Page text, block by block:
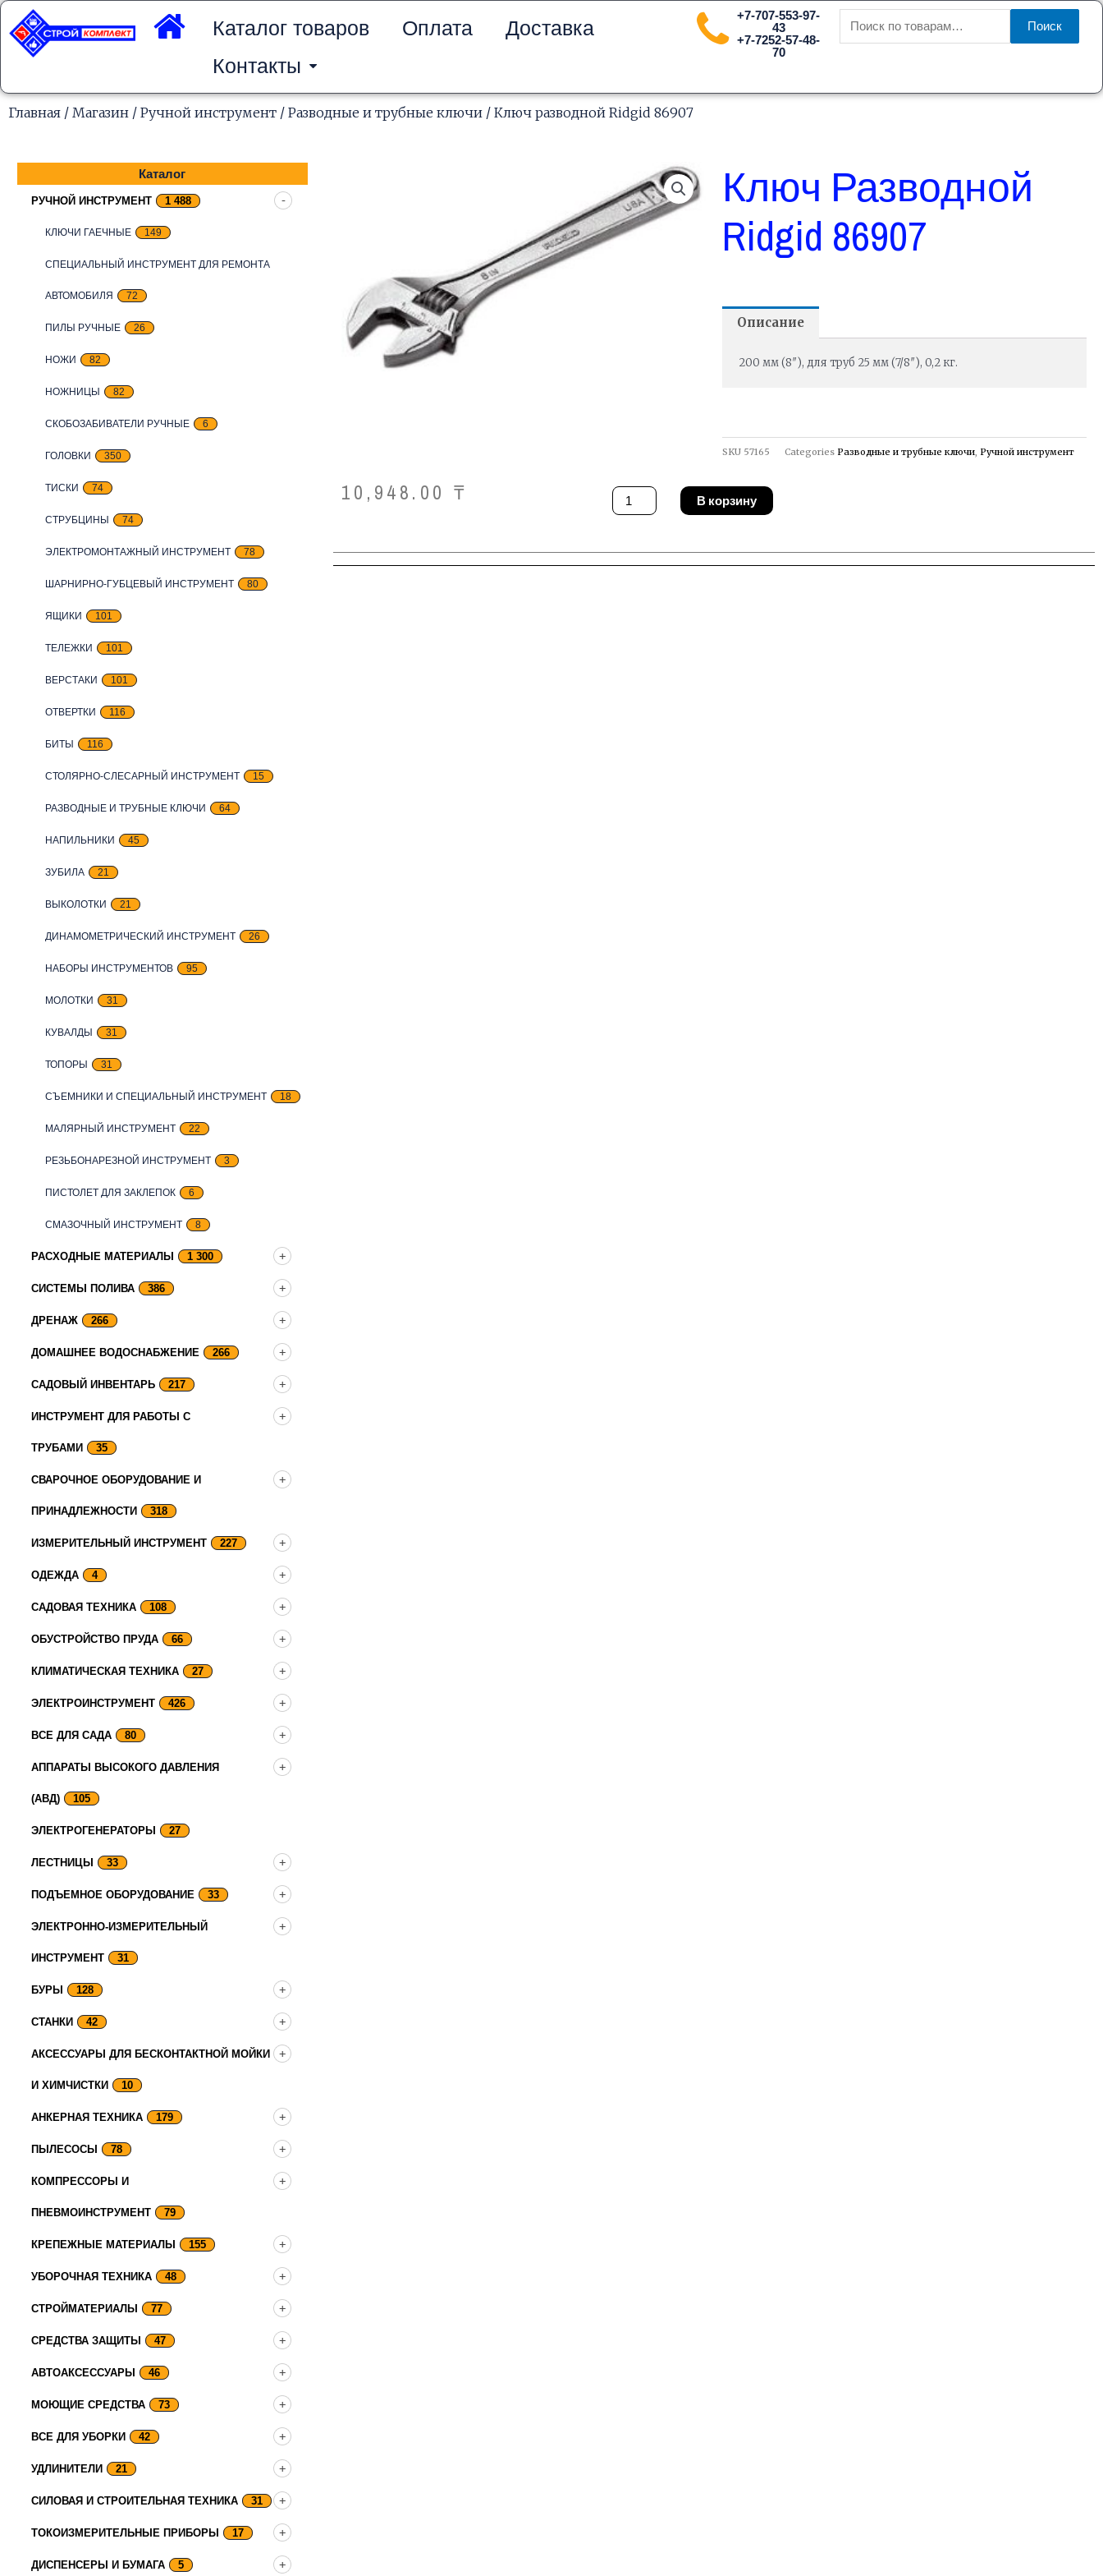
Перейти
содержимому
Каталог товаров Оплата
Доставка
Контакты
+7-707-553-97-
43
+7-7252-57-48-
70
Искать:
Поиск
Главная / Магазин / Ручной инструмент / Разводные и трубные ключи / Ключ разводной Ridgid 86907
Каталог
РУЧНОЙ ИНСТРУМЕНТ 1 488
КЛЮЧИ ГАЕЧНЫЕ 149
СПЕЦИАЛЬНЫЙ ИНСТРУМЕНТ ДЛЯ РЕМОНТА
АВТОМОБИЛЯ 72
ПИЛЫ РУЧНЫЕ 26
НОЖИ 82
НОЖНИЦЫ 82
СКОБОЗАБИВАТЕЛИ РУЧНЫЕ 6
ГОЛОВКИ 350
ТИСКИ 74
СТРУБЦИНЫ 74
ЭЛЕКТРОМОНТАЖНЫЙ ИНСТРУМЕНТ 78
ШАРНИРНО-ГУБЦЕВЫЙ ИНСТРУМЕНТ 80
ЯЩИКИ 101
ТЕЛЕЖКИ 101
ВЕРСТАКИ 101
ОТВЕРТКИ 116
БИТЫ 116
СТОЛЯРНО-СЛЕСАРНЫЙ ИНСТРУМЕНТ 15
РАЗВОДНЫЕ И ТРУБНЫЕ КЛЮЧИ 64
НАПИЛЬНИКИ 45
ЗУБИЛА 21
ВЫКОЛОТКИ 21
ДИНАМОМЕТРИЧЕСКИЙ ИНСТРУМЕНТ 26
НАБОРЫ ИНСТРУМЕНТОВ 95
МОЛОТКИ 31
КУВАЛДЫ 31
ТОПОРЫ 31
СЪЕМНИКИ И СПЕЦИАЛЬНЫЙ ИНСТРУМЕНТ 18
МАЛЯРНЫЙ ИНСТРУМЕНТ 22
РЕЗЬБОНАРЕЗНОЙ ИНСТРУМЕНТ 3
ПИСТОЛЕТ ДЛЯ ЗАКЛЕПОК 6
СМАЗОЧНЫЙ ИНСТРУМЕНТ 8
РАСХОДНЫЕ МАТЕРИАЛЫ 1 300
СИСТЕМЫ ПОЛИВА 386
ДРЕНАЖ 266
ДОМАШНЕЕ ВОДОСНАБЖЕНИЕ 266
САДОВЫЙ ИНВЕНТАРЬ 217
ИНСТРУМЕНТ ДЛЯ РАБОТЫ С
ТРУБАМИ 35
СВАРОЧНОЕ ОБОРУДОВАНИЕ И
ПРИНАДЛЕЖНОСТИ 318
ИЗМЕРИТЕЛЬНЫЙ ИНСТРУМЕНТ 227
ОДЕЖДА 4
САДОВАЯ ТЕХНИКА 108
ОБУСТРОЙСТВО ПРУДА 66
КЛИМАТИЧЕСКАЯ ТЕХНИКА 27
ЭЛЕКТРОИНСТРУМЕНТ 426
ВСЕ ДЛЯ САДА 80
АППАРАТЫ ВЫСОКОГО ДАВЛЕНИЯ
(АВД) 105
ЭЛЕКТРОГЕНЕРАТОРЫ 27
ЛЕСТНИЦЫ 33
ПОДЪЕМНОЕ ОБОРУДОВАНИЕ 33
ЭЛЕКТРОННО-ИЗМЕРИТЕЛЬНЫЙ
ИНСТРУМЕНТ 31
БУРЫ 128
СТАНКИ 42
АКСЕССУАРЫ ДЛЯ БЕСКОНТАКТНОЙ МОЙКИ
И ХИМЧИСТКИ 10
АНКЕРНАЯ ТЕХНИКА 179
ПЫЛЕСОСЫ 78
КОМПРЕССОРЫ И
ПНЕВМОИНСТРУМЕНТ 79
КРЕПЕЖНЫЕ МАТЕРИАЛЫ 155
УБОРОЧНАЯ ТЕХНИКА 48
СТРОЙМАТЕРИАЛЫ 77
СРЕДСТВА ЗАЩИТЫ 47
АВТОАКСЕССУАРЫ 46
МОЮЩИЕ СРЕДСТВА 73
ВСЕ ДЛЯ УБОРКИ 42
УДЛИНИТЕЛИ 21
СИЛОВАЯ И СТРОИТЕЛЬНАЯ ТЕХНИКА 31
ТОКОИЗМЕРИТЕЛЬНЫЕ ПРИБОРЫ 17
ДИСПЕНСЕРЫ И БУМАГА 5
Ключ Разводной
Ridgid 86907
Описание
200 мм (8″), для труб 25 мм (7/8″), 0,2 кг.
SKU 57165 Categories Разводные и трубные ключи, Ручной инструмент
10,948.00 ₸
Количество
товара
Ключ
86907
В корзину